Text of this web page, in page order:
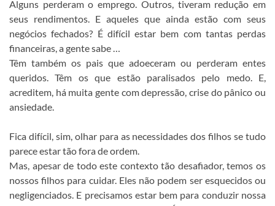
Alguns perderam o emprego. Outros, tiveram redução em
seus rendimentos. E aqueles que ainda estão com seus
negócios fechados? É difícil estar bem com tantas perdas
financeiras, a gente sabe …
Têm também os pais que adoeceram ou perderam entes
queridos. Têm os que estão paralisados pelo medo. E,
acreditem, há muita gente com depressão, crise do pânico ou
ansiedade.
Fica difícil, sim, olhar para as necessidades dos filhos se tudo
parece estar tão fora de ordem.
Mas, apesar de todo este contexto tão desafiador, temos os
nossos filhos para cuidar. Eles não podem ser esquecidos ou
negligenciados. E precisamos estar bem para conduzir nossa